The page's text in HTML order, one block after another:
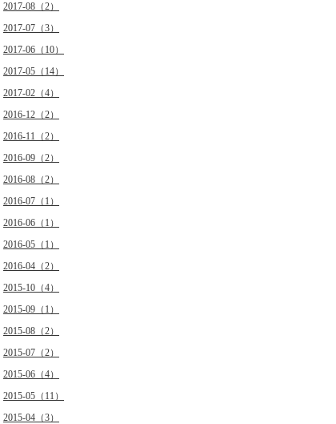
2017-08（2）
2017-07（3）
2017-06（10）
2017-05（14）
2017-02（4）
2016-12（2）
2016-11（2）
2016-09（2）
2016-08（2）
2016-07（1）
2016-06（1）
2016-05（1）
2016-04（2）
2015-10（4）
2015-09（1）
2015-08（2）
2015-07（2）
2015-06（4）
2015-05（11）
2015-04（3）